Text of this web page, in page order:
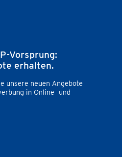
Vorsprung:
erhalten.
unsere neuen Angebote
in Online- und